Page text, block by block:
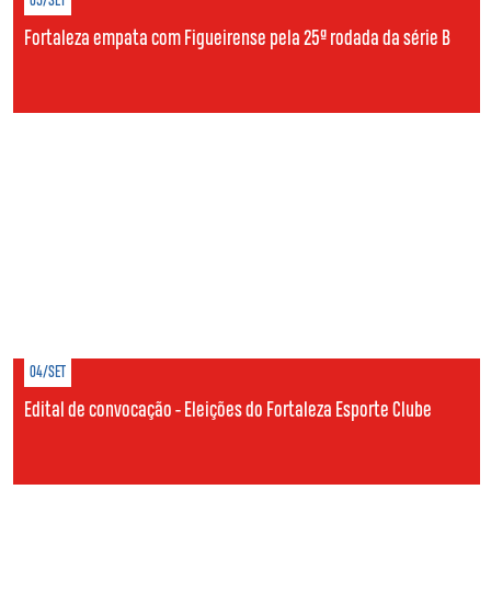
Fortaleza empata com Figueirense pela 25ª rodada da série B
04/SET
Edital de convocação - Eleições do Fortaleza Esporte Clube